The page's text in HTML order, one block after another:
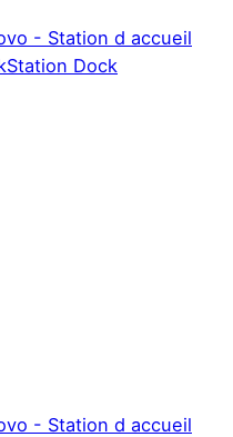
- Station d accueil
Dock
- Station d accueil